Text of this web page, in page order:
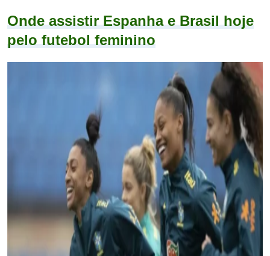
Onde assistir Espanha e Brasil hoje
pelo futebol feminino